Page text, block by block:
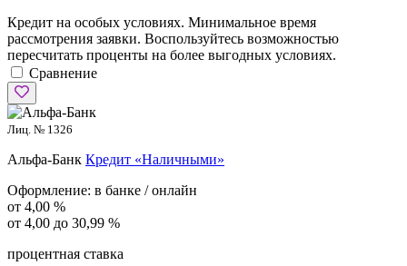
Кредит на особых условиях. Минимальное время
рассмотрения заявки. Воспользуйтесь возможностью
пересчитать проценты на более выгодных условиях.
Сравнение
Лиц. № 1326
Альфа-Банк Кредит «Наличными»
Оформление: в банке / онлайн
от 4,00 %
от 4,00 до 30,99 %
процентная ставка